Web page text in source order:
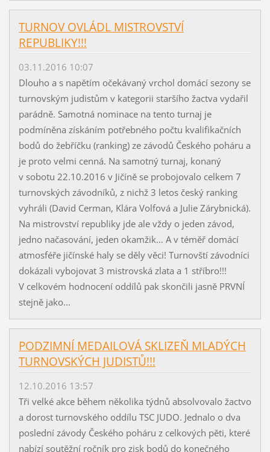
TURNOV OVLÁDL MISTROVSTVÍ
REPUBLIKY!!!
03.11.2016 10:07
Dlouho a s napětím očekávaný vrchol domácí sezony se
turnovským judistům v kategorii staršího žactva vydařil
parádně. Samotná nominace na tento turnaj je
podmíněna získáním potřebného počtu kvalifikačních
bodů do žebříčku (ranking) ze závodů Českého poháru a
je proto velmi cenná. Na samotný turnaj, konaný
v sobotu 22.10.2016 v Jičíně se probojovalo celkem 7
turnovských závodníků, z nichž 3 letos český ranking
vyhráli (David Cerman, Klára Volfová a Julie Zárybnická).
Na mistrovství republiky jde ale vždy o jeden závod,
jedno načasování, jeden okamžik… A v téměř domácí
atmosféře jičínské haly se děly věci! Turnovští závodníci
dokázali vybojovat 3 mistrovská zlata a 1 stříbro!!!
V celkovém hodnocení oddílů pak skončili jasně PRVNÍ
stejně jako...
PODZIMNÍ MEDAILOVÁ SKLIZEŇ MLADÝCH
TURNOVSKÝCH JUDISTŮ!!!
12.10.2016 13:57
Tři velké akce během několika týdnů absolvovalo žactvo
a dorost turnovského oddílu TSC JUDO. Jednalo o dva
poslední závody Českého poháru z celkových pěti, které
nabízí soutěžní ročník pro zisk bodů do konečného